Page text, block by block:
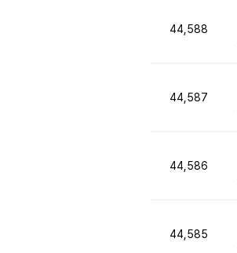
44,588
44,587
44,586
44,585